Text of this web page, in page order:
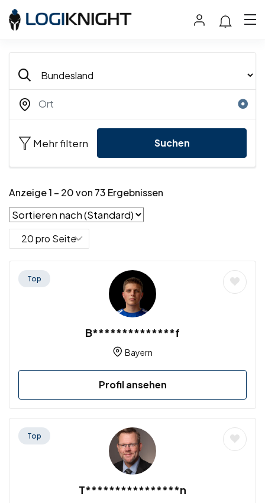
Mehr filtern Suchen
Anzeige1 – 20von 73 Ergebnissen
Top
B**************f
Bayern
Profil ansehen
Top
T****************n